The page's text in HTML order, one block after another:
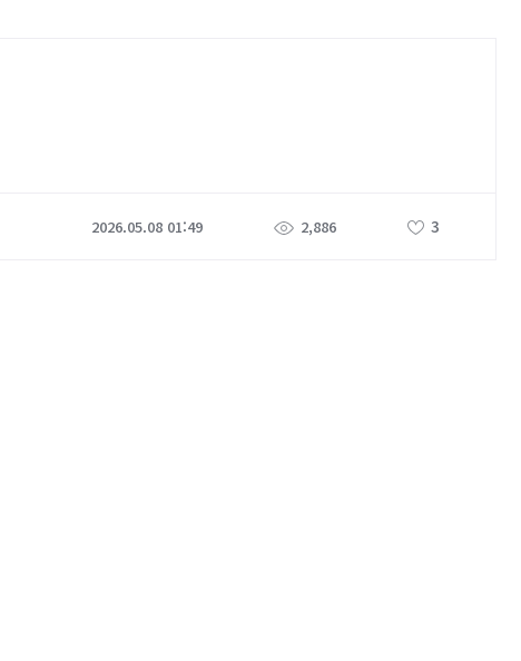
2026.05.08 01:49 2,886 3